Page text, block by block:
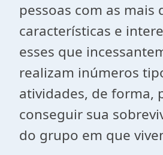
pessoas com as mais
características e
esses que
realizam inúmeros
atividades, de forma,
conseguir sua
do grupo em que